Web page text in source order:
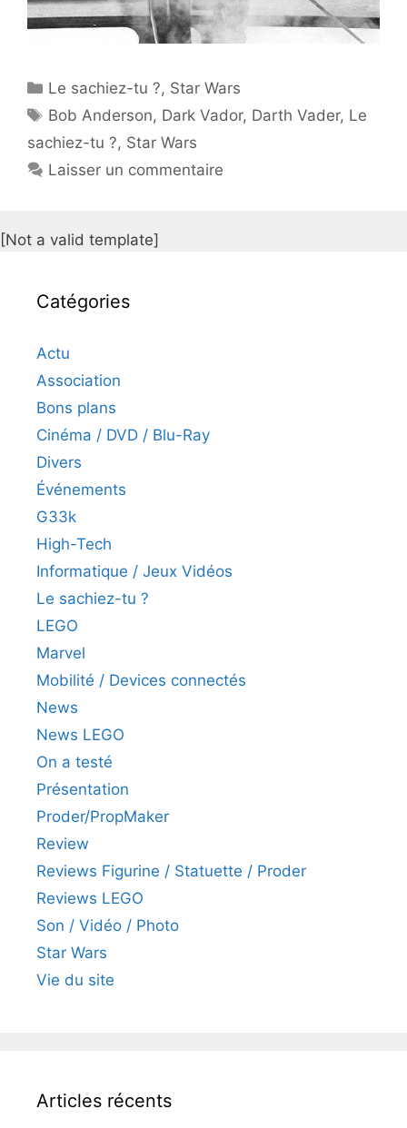
Catégories
Le sachiez-tu ?, Star Wars
Étiquettes
Bob Anderson, Dark Vador, Darth Vader, Le
sachiez-tu ?, Star Wars
Laisser un commentaire
[Not a valid template]
Catégories
Actu
Association
Bons plans
Cinéma / DVD / Blu-Ray
Divers
Événements
G33k
High-Tech
Informatique / Jeux Vidéos
Le sachiez-tu ?
LEGO
Marvel
Mobilité / Devices connectés
News
News LEGO
On a testé
Présentation
Proder/PropMaker
Review
Reviews Figurine / Statuette / Proder
Reviews LEGO
Son / Vidéo / Photo
Star Wars
Vie du site
Articles récents